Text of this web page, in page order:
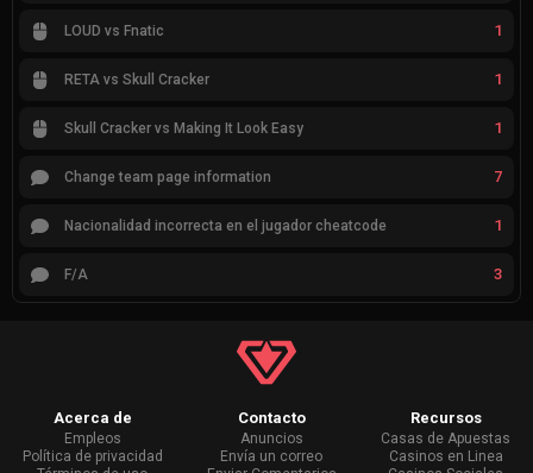
LOUD vs Fnatic 1
RETA vs Skull Cracker 1
Skull Cracker vs Making It Look Easy 1
Change team page information 7
Nacionalidad incorrecta en el jugador cheatcode 1
F/A 3
Acerca de
Empleos
Política de privacidad
Contacto
Anuncios
Envía un correo
Recursos
Casas de Apuestas
Casinos en Linea